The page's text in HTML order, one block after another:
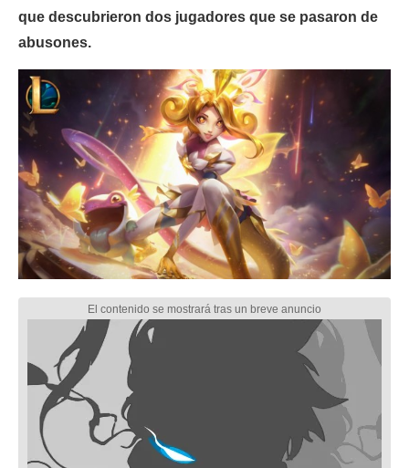
que descubrieron dos jugadores que se pasaron de
abusones.